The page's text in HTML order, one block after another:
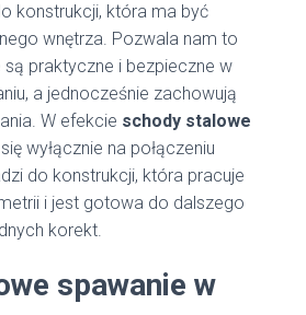
konstrukcji, która ma być
wnętrza. Pozwala nam to
praktyczne i bezpieczne w
a jednocześnie zachowują
W efekcie schody stalowe
wyłącznie na połączeniu
do konstrukcji, która pracuje
i jest gotowa do dalszego
korekt.
spawanie w